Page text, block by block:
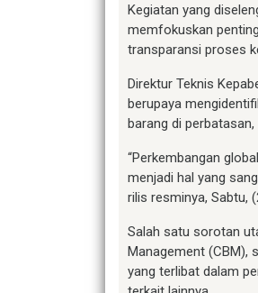
Kegiatan yang
memfokuskan
transparansi proses
Direktur Teknis
berupaya
barang di
“Perkembangan
menjadi hal yang
rilis resminya, Sabtu,
Salah satu sorotan
Management (CBM),
yang terlibat dalam